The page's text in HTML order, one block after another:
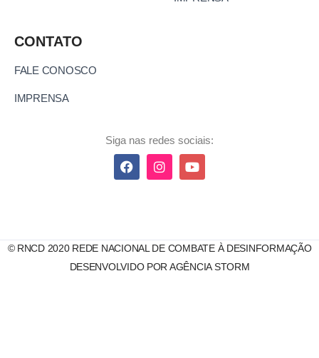
CONTATO
FALE CONOSCO
IMPRENSA
Siga nas redes sociais:
© RNCD 2020 REDE NACIONAL DE COMBATE À DESINFORMAÇÃO
DESENVOLVIDO POR AGÊNCIA STORM